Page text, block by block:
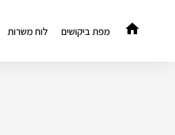
מפת ביקושים לוח משרות